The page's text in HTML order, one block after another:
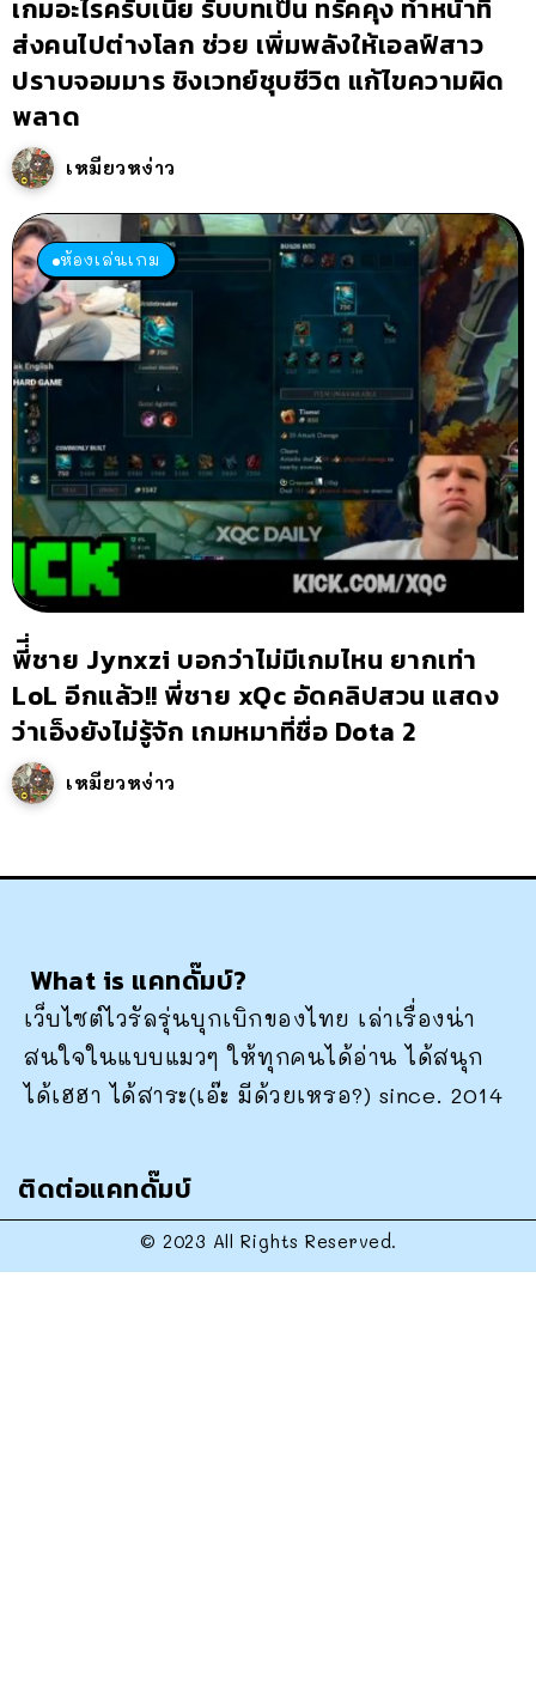
เกมอะไรครับเนี่ย รับบทเป็น ทรัคคุง ทำหน้าที่
ส่งคนไปต่างโลก ช่วย เพิ่มพลังให้เอลฟ์สาว
ปราบจอมมาร ชิงเวทย์ชุบชีวิต แก้ไขความผิด
พลาด
เหมียวหง่าว
ห้องเล่นเกม
พี่ี่ชาย Jynxzi บอกว่าไม่มีเกมไหน ยากเท่า
LoL อีกแล้ว!! พี่ชาย xQc อัดคลิปสวน แสดง
ว่าเอ็งยังไม่รู้จัก เกมหมาที่ชื่อ Dota 2
เหมียวหง่าว
What is แคทดั๊มบ์?
เว็บไซต์ไวรัลรุ่นบุกเบิกของไทย เล่าเรื่องน่า
สนใจในแบบแมวๆ ให้ทุกคนได้อ่าน ได้สนุก
ได้เฮฮา ได้สาระ(เอ๊ะ มีด้วยเหรอ?) since. 2014
ติดต่อแคทดั๊มบ์
© 2023 All Rights Reserved.